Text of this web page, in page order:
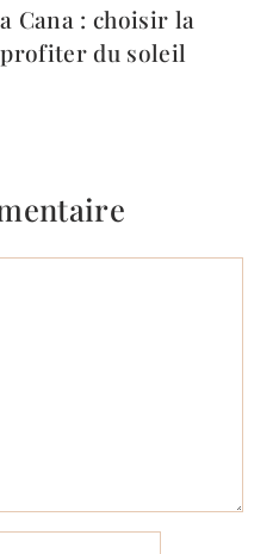
Cana : choisir la
du soleil